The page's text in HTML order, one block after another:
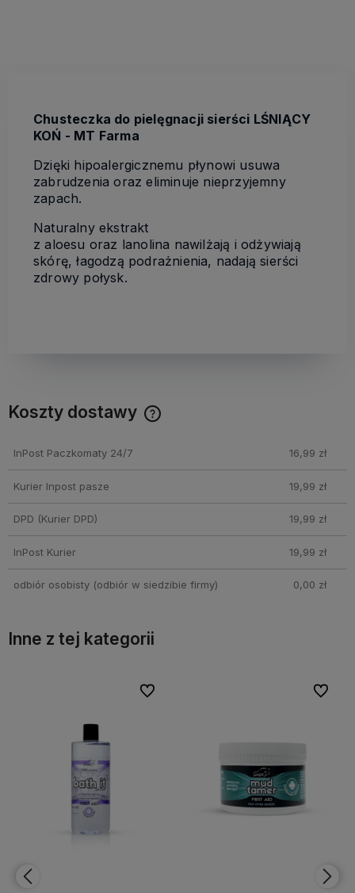
Chusteczka do pielęgnacji sierści LŚNIĄCY
KOŃ - MT Farma
Dzięki hipoalergicznemu płynowi usuwa
zabrudzenia oraz eliminuje nieprzyjemny
zapach.
Naturalny ekstrakt
z aloesu oraz lanolina nawilżają i odżywiają
skórę, łagodzą podrażnienia, nadają sierści
zdrowy połysk.
Koszty dostawy
InPost Paczkomaty 24/7 16,99 zł
Kurier Inpost pasze 19,99 zł
DPD (Kurier DPD) 19,99 zł
InPost Kurier 19,99 zł
odbiór osobisty(odbiór w siedzibie firmy) 0,00 zł
Inne z tej kategorii